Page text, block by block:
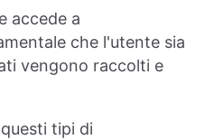
accede a
che l'utente sia
vengono raccolti e
tipi di